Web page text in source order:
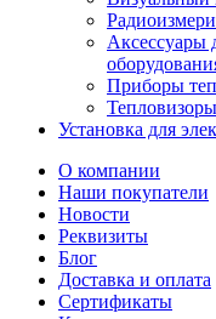
Аксессуары
Приборы
Тепловизоры
Установка для
О компании
Наши покупатели
Новости
Реквизиты
Блог
Доставка и оплата
Сертификаты